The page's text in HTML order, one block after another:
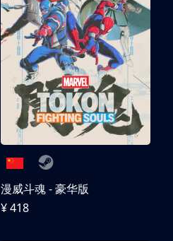
漫威斗魂 - 豪华版
¥ 418